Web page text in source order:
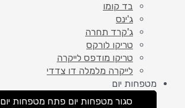
בד קומו
ג'ינס
ג'קרד תחרה
טריקו לורקס
טריקו מודפס לייקרה
לייקרה מלמלה דו צדדי
מטפחות יום
סגור מטפחות יום פתח מטפחות יום